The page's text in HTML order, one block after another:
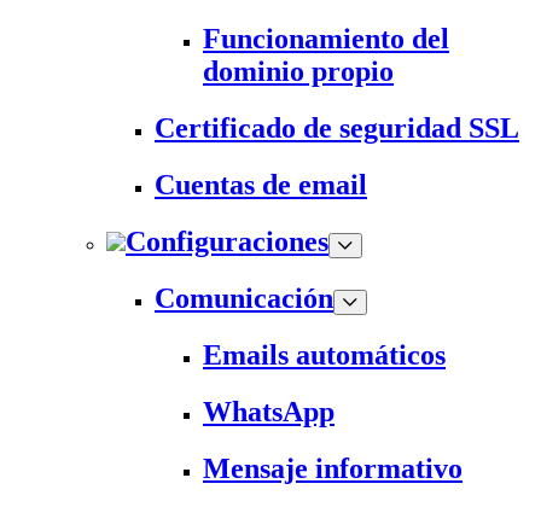
Funcionamiento del
dominio propio
Certificado de seguridad SSL
Cuentas de email
Configuraciones
Comunicación
Emails automáticos
WhatsApp
Mensaje informativo